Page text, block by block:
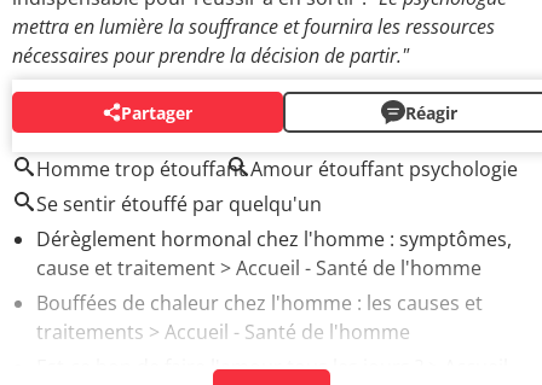
mettra en lumière la souffrance et fournira les ressources
nécessaires pour prendre la décision de partir."
Partager Réagir
AUTOUR DU MÊME SUJET
Homme trop étouffantAmour étouffant psychologie
Se sentir étouffé par quelqu'un
Dérèglement hormonal chez l'homme : symptômes,
cause et traitement> Accueil - Santé de l'homme
Bouffées de chaleur chez l'homme : les causes et
traitements > Accueil - Santé de l'homme
Est-ce bon de faire l'amour tous les jours ?